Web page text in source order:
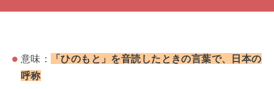
意味：
「ひのもと」を音読したときの言葉で、日本の
呼称